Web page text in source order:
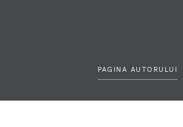
PAGINA AUTORULUI